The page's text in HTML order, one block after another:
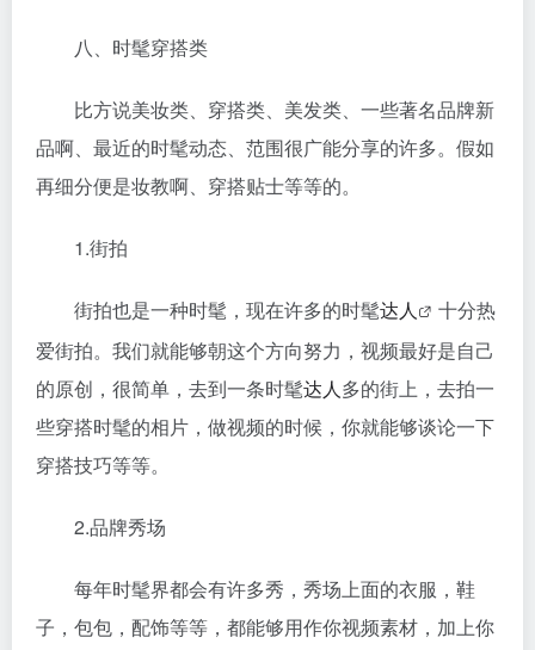
八、时髦穿搭类
比方说美妆类、穿搭类、美发类、一些著名品牌新
品啊、最近的时髦动态、范围很广能分享的许多。假如
再细分便是妆教啊、穿搭贴士等等的。
1.街拍
街拍也是一种时髦，现在许多的时髦达人
十分热
爱街拍。我们就能够朝这个方向努力，视频最好是自己
的原创，很简单，去到一条时髦达人多的街上，去拍一
些穿搭时髦的相片，做视频的时候，你就能够谈论一下
穿搭技巧等等。
2.品牌秀场
每年时髦界都会有许多秀，秀场上面的衣服，鞋
子，包包，配饰等等，都能够用作你视频素材，加上你